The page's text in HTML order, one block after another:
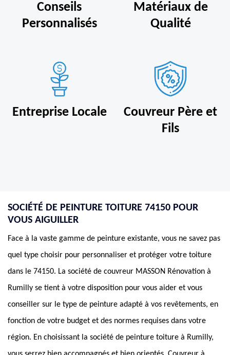
Conseils
Personnalisés
Matériaux de
Qualité
Entreprise Locale
Couvreur Père et
Fils
SOCIÉTÉ DE PEINTURE TOITURE 74150 POUR
VOUS AIGUILLER
Face à la vaste gamme de peinture existante, vous ne savez pas
quel type choisir pour personnaliser et protéger votre toiture
dans le 74150. La société de couvreur MASSON Rénovation à
Rumilly se tient à votre disposition pour vous aider et vous
conseiller sur le type de peinture adapté à vos revêtements, en
fonction de votre budget et des normes requises dans votre
région. En choisissant la société de peinture toiture à Rumilly,